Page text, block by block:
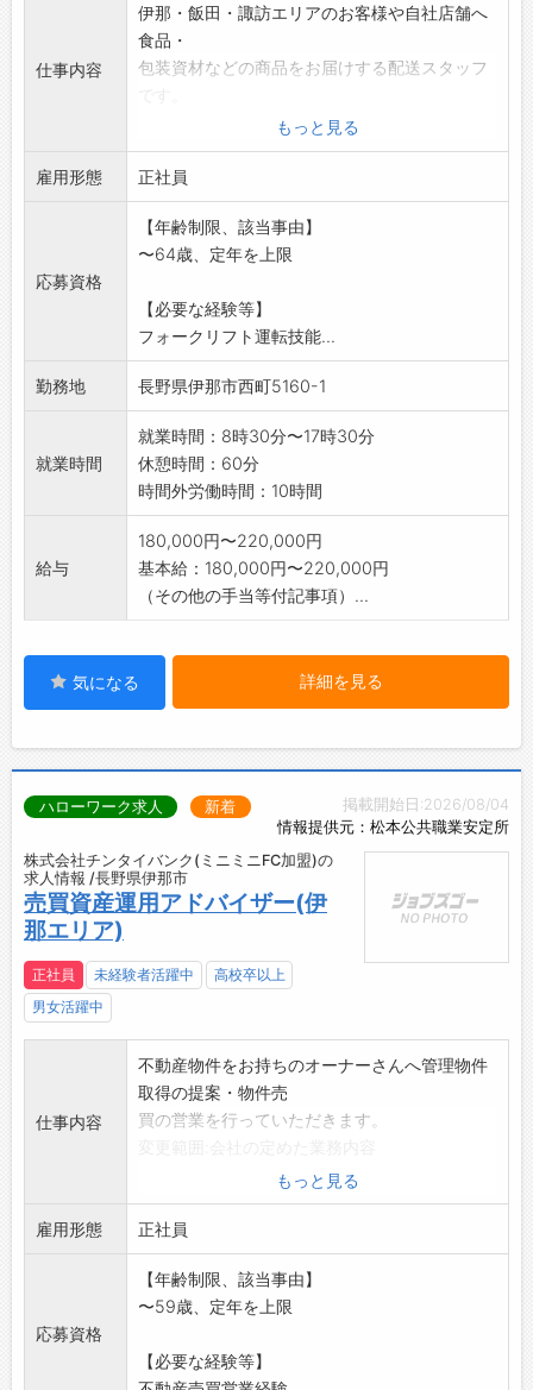
仕事内容
伊那・飯田・諏訪エリアのお客様や自社店舗へ
食品・
包装資材などの商品をお届けする配送スタッフ
・商品の仕分け・荷揃え作業
・トラックでの配送(担当エリア:伊那・飯田・
諏訪中心)
・配送先でのお客様対応・注文受付
・帰社後の軽作業(翌日の準備等)
※フォークリフト・大型免許はあれば尚可で
す。
業務の変更範囲:なし
もっと見る
雇用形態 正社員
応募資格
【年齢制限、該当事由】
〜64歳、定年を上限
【必要な経験等】
フォークリフト運転技能...
勤務地 長野県伊那市西町5160-1
就業時間
就業時間：8時30分〜17時30分
休憩時間：60分
時間外労働時間：10時間
給与
180,000円〜220,000円
基本給：180,000円〜220,000円
（その他の手当等付記事項）...
気になる 詳細を見る
掲載開始日:2026/08/04
情報提供元：松本公共職業安定所
ハローワーク求人 新着
株式会社チンタイバンク(ミニミニFC加盟)の
求人情報 /長野県伊那市
売買資産運用アドバイザー(伊
那エリア)
正社員 未経験者活躍中
高校卒以上
男女活躍中
仕事内容
不動産物件をお持ちのオーナーさんへ管理物件
取得の提案・物件売
買の営業を行っていただきます。
※応募する方は、ハローワークの紹介状をお持
ちください。
もっと見る
雇用形態 正社員
応募資格
【年齢制限、該当事由】
〜59歳、定年を上限
【必要な経験等】